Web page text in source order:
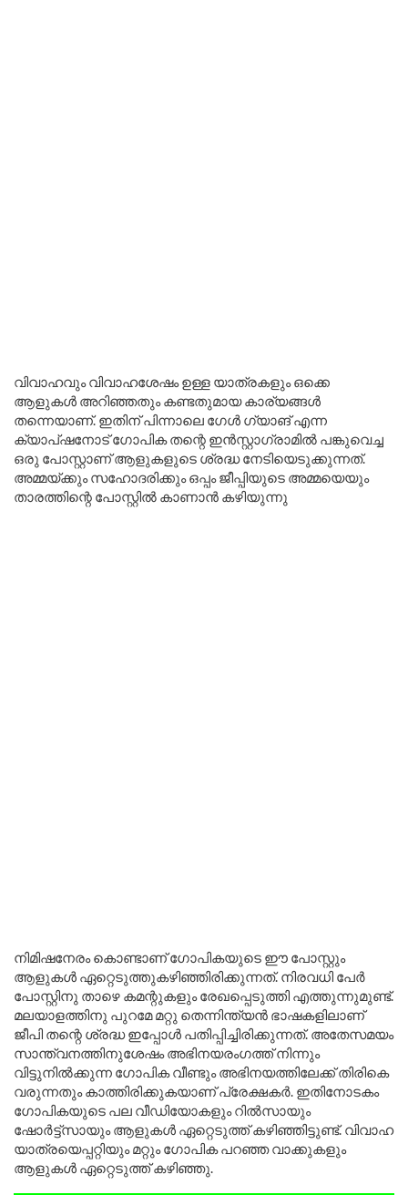
വിവാഹവും വിവാഹശേഷം ഉള്ള യാത്രകളും ഒക്കെ
ആളുകൾ അറിഞ്ഞതും കണ്ടതുമായ കാര്യങ്ങൾ
തന്നെയാണ്. ഇതിന് പിന്നാലെ ഗേൾ ഗ്യാങ് എന്ന
ക്യാപ്ഷനോട് ഗോപിക തന്റെ ഇൻസ്റ്റാഗ്രാമിൽ പങ്കുവെച്ച
ഒരു പോസ്റ്റാണ് ആളുകളുടെ ശ്രദ്ധ നേടിയെടുക്കുന്നത്.
അമ്മയ്ക്കും സഹോദരിക്കും ഒപ്പം ജീപ്പിയുടെ അമ്മയെയും
താരത്തിന്റെ പോസ്റ്റിൽ കാണാൻ കഴിയുന്നു
നിമിഷനേരം കൊണ്ടാണ് ഗോപികയുടെ ഈ പോസ്റ്റും
ആളുകൾ ഏറ്റെടുത്തുകഴിഞ്ഞിരിക്കുന്നത്. നിരവധി പേർ
പോസ്റ്റിനു താഴെ കമന്റുകളും രേഖപ്പെടുത്തി എത്തുന്നുമുണ്ട്.
മലയാളത്തിനു പുറമേ മറ്റു തെന്നിന്ത്യൻ ഭാഷകളിലാണ്
ജീപി തന്റെ ശ്രദ്ധ ഇപ്പോൾ പതിപ്പിച്ചിരിക്കുന്നത്. അതേസമയം
സാന്ത്വനത്തിനുശേഷം അഭിനയരംഗത്ത് നിന്നും
വിട്ടുനിൽക്കുന്ന ഗോപിക വീണ്ടും അഭിനയത്തിലേക്ക് തിരികെ
വരുന്നതും കാത്തിരിക്കുകയാണ് പ്രേക്ഷകർ. ഇതിനോടകം
ഗോപികയുടെ പല വീഡിയോകളും റിൽസായും
ഷോർട്ട്സായും ആളുകൾ ഏറ്റെടുത്ത് കഴിഞ്ഞിട്ടുണ്ട്. വിവാഹ
യാത്രയെപ്പറ്റിയും മറ്റും ഗോപിക പറഞ്ഞ വാക്കുകളും
ആളുകൾ ഏറ്റെടുത്ത് കഴിഞ്ഞു.